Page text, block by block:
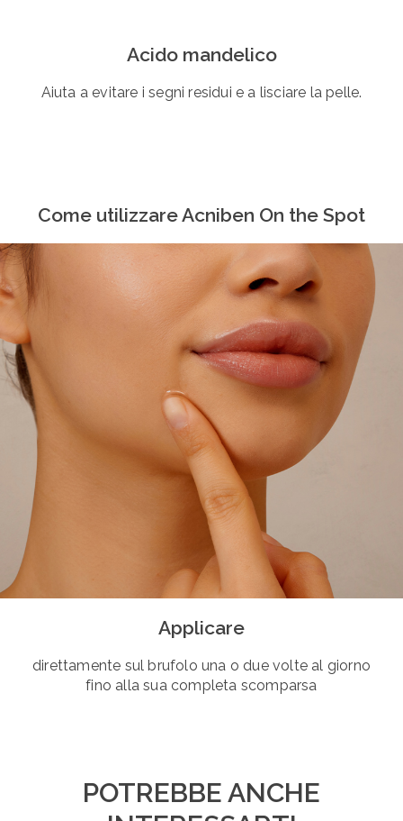
Acido mandelico
Aiuta a evitare i segni residui e a lisciare la pelle.
Come utilizzare Acniben On the Spot
Applicare
direttamente sul brufolo una o due volte al giorno
fino alla sua completa scomparsa
POTREBBE ANCHE